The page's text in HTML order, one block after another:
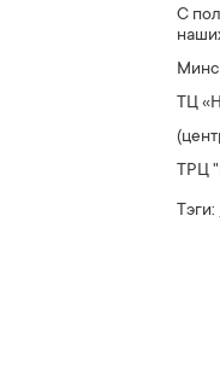
С
ТЦ
ТРЦ
Тэги: